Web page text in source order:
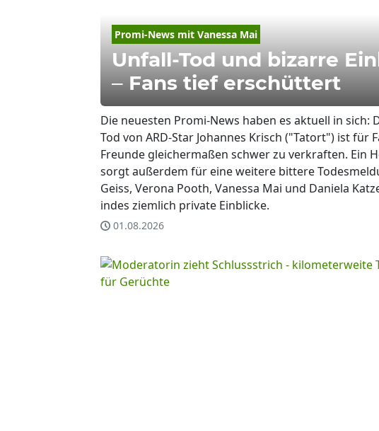
Promi-News mit Vanessa Mai
Unfall-Tod und bizarre
– Fans tief erschüttert
Die neuesten Promi-News haben es aktuell in sich:
Tod von ARD-Star Johannes Krisch ("Tatort") ist für
Freunde gleichermaßen schwer zu verkraften. Ein
sorgt außerdem für eine weitere bittere
Geiss, Verona Pooth, Vanessa Mai und Daniela
indes ziemlich private Einblicke.
01.08.2026